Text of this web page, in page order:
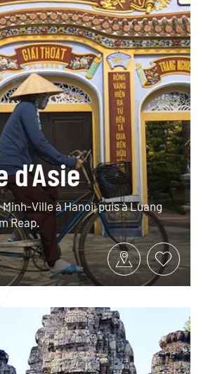
Minh-Ville à Hanoi, puis à Luang
Reap.